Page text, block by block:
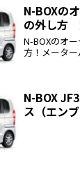
N-BOXの
の外し方
N-BOXのオ
方！メータ
N-BOX
ス（エンブ